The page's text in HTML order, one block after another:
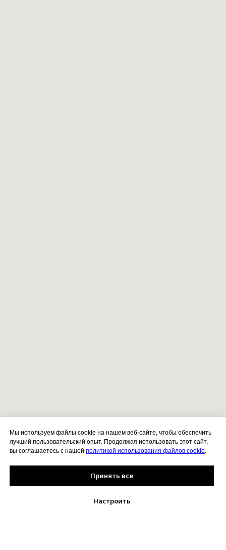
Мы используем файлы cookie на нашем веб-сайте, чтобы обеспечить
лучший пользовательский опыт. Продолжая использовать этот сайт,
вы соглашаетесь с нашей политикой использования файлов cookie.
Принять все
Настроить